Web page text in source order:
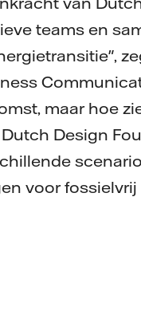
teams en
maar hoe
Design
voor fossielvrij